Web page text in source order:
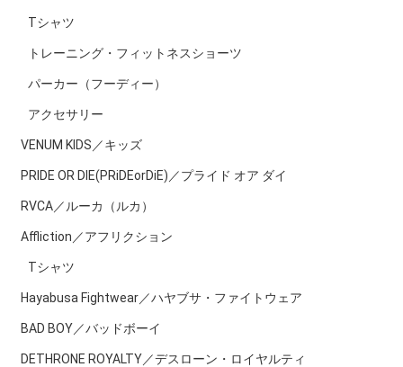
Tシャツ
トレーニング・フィットネスショーツ
パーカー（フーディー）
アクセサリー
VENUM KIDS／キッズ
PRIDE OR DIE(PRiDEorDiE)／プライド オア ダイ
RVCA／ルーカ（ルカ）
Affliction／アフリクション
Tシャツ
Hayabusa Fightwear／ハヤブサ・ファイトウェア
BAD BOY／バッドボーイ
DETHRONE ROYALTY／デスローン・ロイヤルティ